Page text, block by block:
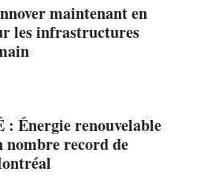
maintenant en
les infrastructures
Énergie renouvelable
nombre record de